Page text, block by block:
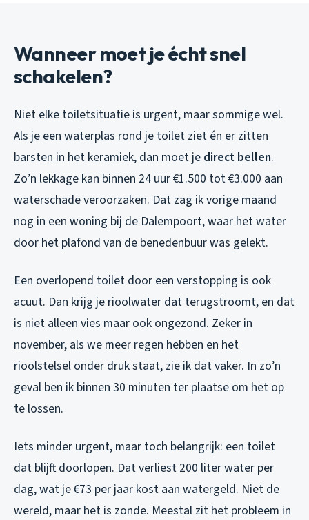
Wanneer moet je écht snel
schakelen?
Niet elke toiletsituatie is urgent, maar sommige wel.
Als je een waterplas rond je toilet ziet én er zitten
barsten in het keramiek, dan moet je direct bellen.
Zo’n lekkage kan binnen 24 uur €1.500 tot €3.000 aan
waterschade veroorzaken. Dat zag ik vorige maand
nog in een woning bij de Dalempoort, waar het water
door het plafond van de benedenbuur was gelekt.
Een overlopend toilet door een verstopping is ook
acuut. Dan krijg je rioolwater dat terugstroomt, en dat
is niet alleen vies maar ook ongezond. Zeker in
november, als we meer regen hebben en het
rioolstelsel onder druk staat, zie ik dat vaker. In zo’n
geval ben ik binnen 30 minuten ter plaatse om het op
te lossen.
Iets minder urgent, maar toch belangrijk: een toilet
dat blijft doorlopen. Dat verliest 200 liter water per
dag, wat je €73 per jaar kost aan watergeld. Niet de
wereld, maar het is zonde. Meestal zit het probleem in